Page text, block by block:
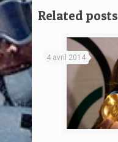
Related posts
4 avril 2014